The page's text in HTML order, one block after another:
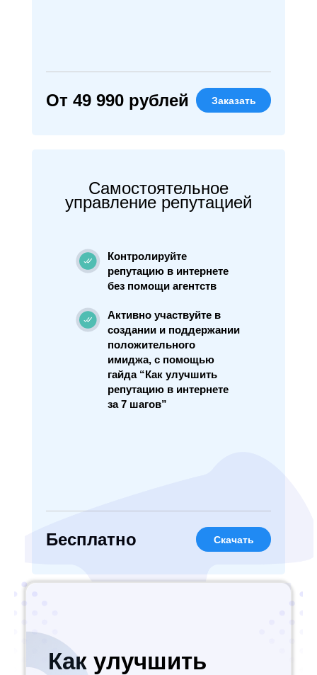
От 49 990 рублей Заказать
Самостоятельное
управление репутацией
Контролируйте
репутацию в интернете
без помощи агентств
Активно участвуйте в
создании и поддержании
положительного
имиджа, с помощью
гайда “Как улучшить
репутацию в интернете
за 7 шагов”
Бесплатно Скачать
Как улучшить